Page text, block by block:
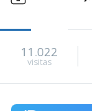
11.022
visitas